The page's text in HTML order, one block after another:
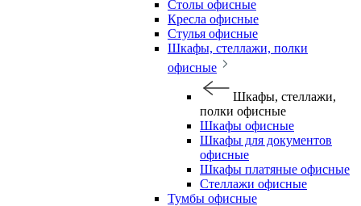
Столы офисные
Кресла офисные
Стулья офисные
Шкафы, стеллажи, полки
офисные
Шкафы, стеллажи,
полки офисные
Шкафы офисные
Шкафы для документов
офисные
Шкафы платяные офисные
Стеллажи офисные
Тумбы офисные